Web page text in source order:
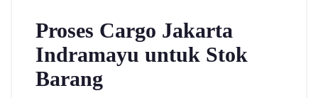
Proses Cargo Jakarta
Indramayu untuk Stok
Barang